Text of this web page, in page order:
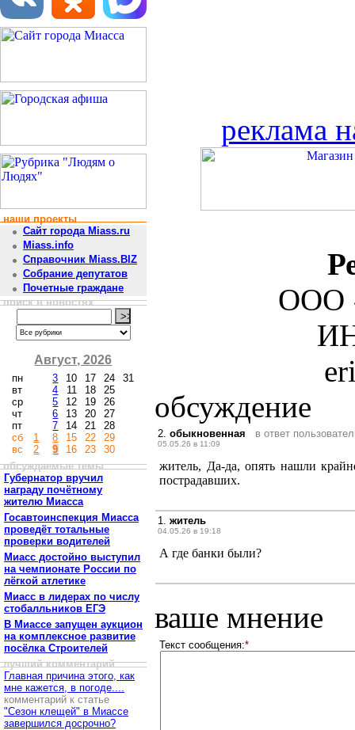
наши проекты
Сайт города Miass.ru
Miass.info
Справочник Miass.BIZ
Собрание депутатов
Почетные граждане
поиск в новостях
Август, 2026
пн
вт
ср
чт
пт
сб
вс
1
2
3
4
5
6
7
8
9
10
11
12
13
14
15
16
17
18
19
20
21
22
23
24
25
26
27
28
29
30
31
обсуждаемые темы
Губернатор вручил
награду почётному
жителю Миасса
Госавтоинспекция Миасса
проведёт тотальные
проверки водителей
Миасс достойно выступил
на чемпионате России по
лёгкой атлетике
Миасс в лидерах по числу
стобалльников ЕГЭ
В Миассе запущен аукцион
на комплексное развитие
посёлка Строителей
лучший комментарий
Главная причина этого, как
мне кажется, в погоде....
комментарий к статье
"Сезон клещей" в Миассе
завершился досрочно?
реклама
ООО
обсуждение
2. обыкновенная в ответ
05.05.26 в 11:09
житель, Да-да, опять нашли
пострадавших.
1. житель
04.05.26 в 19:18
А где банки были?
ваше мнение
Текст сообщения:*